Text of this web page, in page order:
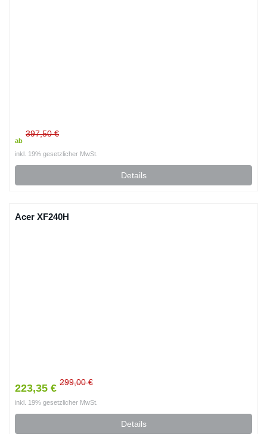
ab
397,50 €
inkl. 19% gesetzlicher MwSt.
Details
Acer XF240H
223,35 € 299,00 €
inkl. 19% gesetzlicher MwSt.
Details